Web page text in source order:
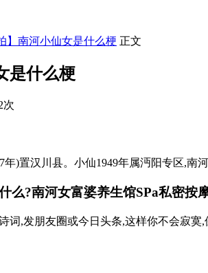
】南河小仙女是什么梗 正文
是什么梗
次
)置汉川县。小仙1949年属沔阳专区,南
么?南河女富婆养生馆SPa私密按
,发朋友圈或今日头条,这样你不会寂